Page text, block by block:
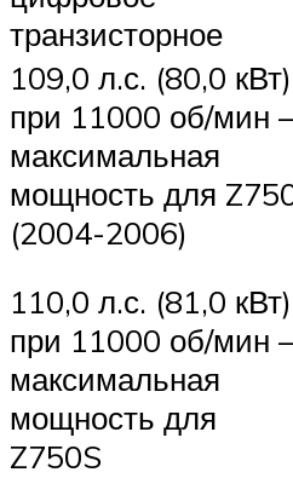
транзисторное
109,0 л.с. (80,0 кВт)
при 11000 об/мин –
максимальная
мощность для
(2004-2006)
110,0 л.с. (81,0 кВт)
при 11000 об/мин –
максимальная
мощность для
Z750S